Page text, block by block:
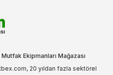
Ekipmanları Mağazası
20 yıldan fazla sektörel